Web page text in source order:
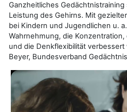
Ganzheitliches
Leistung des Gehirns. Mit
bei Kindern und Jugendlichen u.
Wahrnehmung, die
und die Denkflexibilität
Beyer, Bundesverband